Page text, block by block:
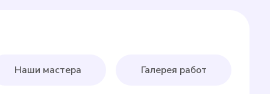
Наши мастера Галерея работ